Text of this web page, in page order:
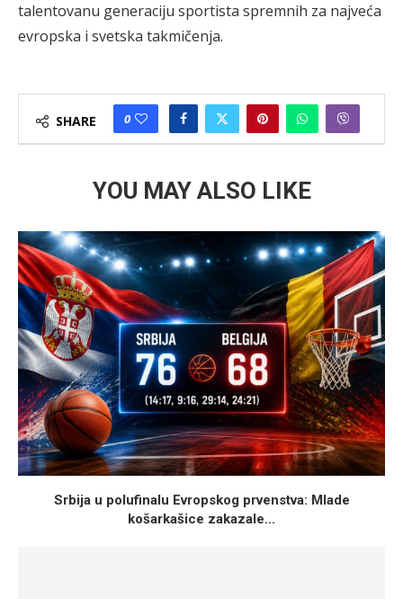
talentovanu generaciju sportista spremnih za najveća
evropska i svetska takmičenja.
SHARE 0
YOU MAY ALSO LIKE
Srbija u polufinalu Evropskog prvenstva: Mlade
košarkašice zakazale...